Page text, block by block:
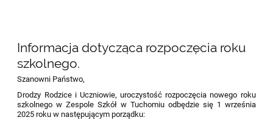
Informacja dotycząca rozpoczęcia roku
szkolnego.
Szanowni Państwo,
Drodzy Rodzice i Uczniowie, uroczystość rozpoczęcia nowego roku
szkolnego w Zespole Szkół w Tuchomiu odbędzie się 1 września
2025 roku w następującym porządku: